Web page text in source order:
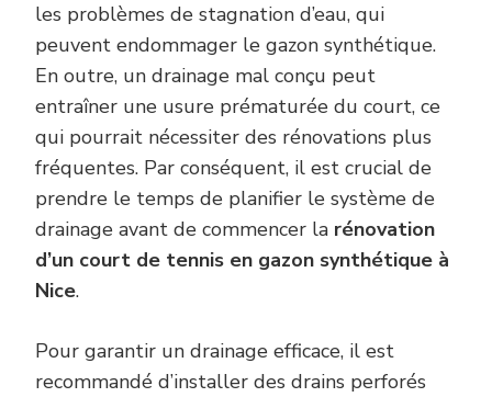
les problèmes de stagnation d’eau, qui
peuvent endommager le gazon synthétique.
En outre, un drainage mal conçu peut
entraîner une usure prématurée du court, ce
qui pourrait nécessiter des rénovations plus
fréquentes. Par conséquent, il est crucial de
prendre le temps de planifier le système de
drainage avant de commencer la rénovation
d’un court de tennis en gazon synthétique à
Nice.
Pour garantir un drainage efficace, il est
recommandé d’installer des drains perforés